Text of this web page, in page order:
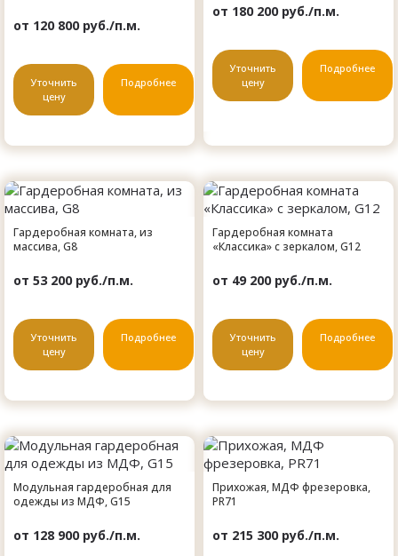
от 120 800 руб./п.м.
Уточнить
цену
Подробнее
от 180 200 руб./п.м.
Уточнить
цену
Подробнее
Гардеробная комната, из
массива, G8
от 53 200 руб./п.м.
Уточнить
цену
Подробнее
Гардеробная комната
«Классика» с зеркалом, G12
от 49 200 руб./п.м.
Уточнить
цену
Подробнее
Модульная гардеробная для
одежды из МДФ, G15
от 128 900 руб./п.м.
Прихожая, МДФ фрезеровка,
PR71
от 215 300 руб./п.м.